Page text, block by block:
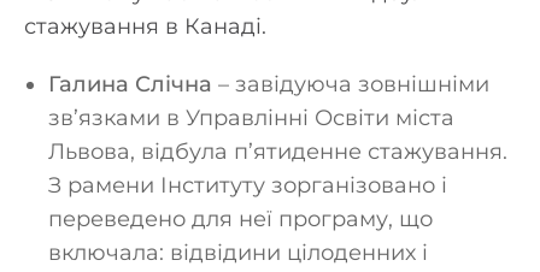
стажування в Канаді.
Галина Слічна – завідуюча зовнішніми
зв’язками в Управлінні Освіти міста
Львова, відбула п’ятиденне стажування.
З рамени Інституту зорганізовано і
переведено для неї програму, що
включала: відвідини цілоденних і